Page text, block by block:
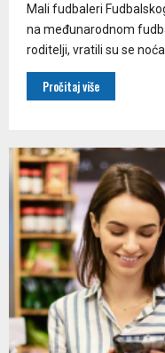
Mali fudbaleri
na međunarodnom
roditelji, vratili su se
Pročitaj više